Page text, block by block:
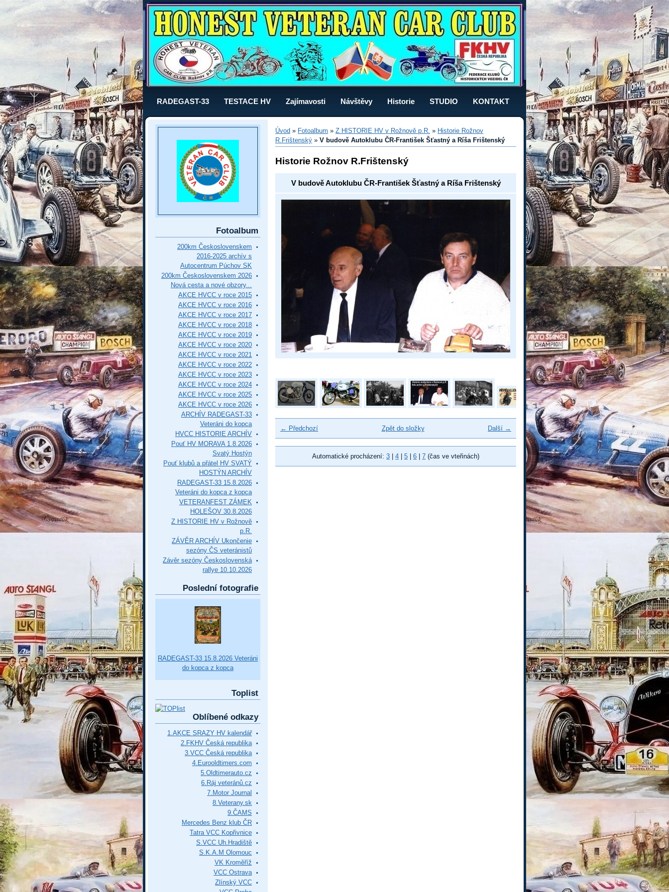
RADEGAST-33 TESTACE HV Zajímavosti Návštěvy Historie STUDIO KONTAKT
Úvod » Fotoalbum » Z HISTORIE HV v Rožnově p.R. » Historie Rožnov
R.Frištenský » V budově Autoklubu ČR-František Šťastný a Ríša Frištenský
Historie Rožnov R.Frištenský
V budově Autoklubu ČR-František Šťastný a Ríša Frištenský
← Předchozí Další →
Zpět do složky
Automatické procházení: 3 4 5 6 7 (čas ve vteřinách)
Fotoalbum
200km Československem
2016-2025 archív s
Autocentrum Púchov SK
200km Československem 2026
Nová cesta a nové obzory...
AKCE HVCC v roce 2015
AKCE HVCC v roce 2016
AKCE HVCC v roce 2017
AKCE HVCC v roce 2018
AKCE HVCC v roce 2019
AKCE HVCC v roce 2020
AKCE HVCC v roce 2021
AKCE HVCC v roce 2022
AKCE HVCC v roce 2023
AKCE HVCC v roce 2024
AKCE HVCC v roce 2025
AKCE HVCC v roce 2026
ARCHÍV RADEGAST-33
Veteráni do kopca
HVCC HISTORIE ARCHÍV
Pouť HV MORAVA 1.8.2026
Svatý Hostýn
Pouť klubů a přátel HV SVATÝ
HOSTÝN ARCHÍV
RADEGAST-33 15.8.2026
Veteráni do kopca z kopca
VETERANFEST ZÁMEK
HOLEŠOV 30.8.2026
Z HISTORIE HV v Rožnově
p.R.
ZÁVĚR ARCHÍV Ukončenie
sezóny ČS veteránistů
Závěr sezóny Československá
rallye 10.10.2026
Poslední fotografie
RADEGAST-33 15.8.2026 Veteráni
do kopca z kopca
Toplist
Oblíbené odkazy
1.AKCE SRAZY HV kalendář
2.FKHV Česká republika
3.VCC Česká republika
4.Eurooldtimers.com
5.Oldtimerauto.cz
6.Ráj veteránů.cz
7.Motor Journal
8.Veterany.sk
9.ČAMS
Mercedes Benz klub ČR
Tatra VCC Kopřivnice
S.VCC Uh.Hradiště
S.K.A.M Olomouc
VK Kroměříž
VCC Ostrava
Zlínský VCC